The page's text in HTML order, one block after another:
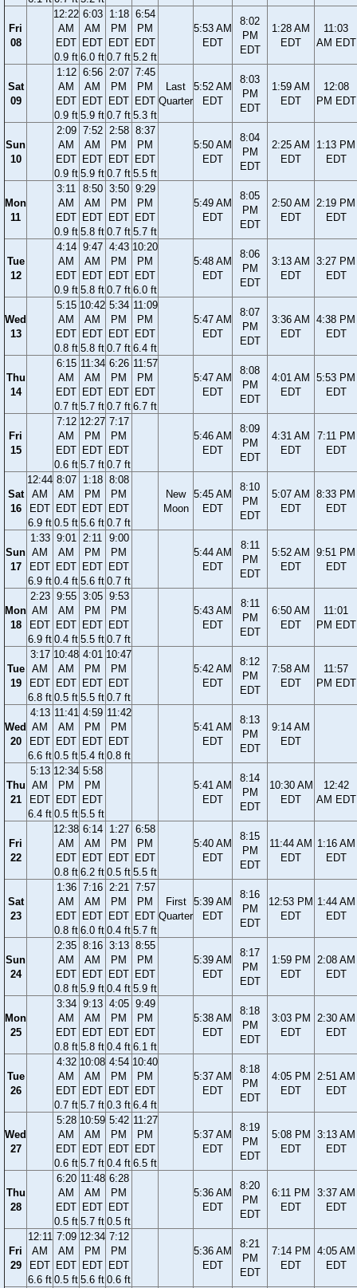
Fri
08
12:22
AM
EDT
0.9 ft
6:03
AM
EDT
6.0 ft
1:18
PM
EDT
0.7 ft
6:54
PM
EDT
5.2 ft
5:53 AM
EDT
8:02
PM
EDT
1:28 AM
EDT
11:03
AM EDT
Sat
09
1:12
AM
EDT
0.9 ft
6:56
AM
EDT
5.9 ft
2:07
PM
EDT
0.7 ft
7:45
PM
EDT
5.3 ft
Last
Quarter
5:52 AM
EDT
8:03
PM
EDT
1:59 AM
EDT
12:08
PM EDT
Sun
10
2:09
AM
EDT
0.9 ft
7:52
AM
EDT
5.9 ft
2:58
PM
EDT
0.7 ft
8:37
PM
EDT
5.5 ft
5:50 AM
EDT
8:04
PM
EDT
2:25 AM
EDT
1:13 PM
EDT
Mon
11
3:11
AM
EDT
0.9 ft
8:50
AM
EDT
5.8 ft
3:50
PM
EDT
0.7 ft
9:29
PM
EDT
5.7 ft
5:49 AM
EDT
8:05
PM
EDT
2:50 AM
EDT
2:19 PM
EDT
Tue
12
4:14
AM
EDT
0.9 ft
9:47
AM
EDT
5.8 ft
4:43
PM
EDT
0.7 ft
10:20
PM
EDT
6.0 ft
5:48 AM
EDT
8:06
PM
EDT
3:13 AM
EDT
3:27 PM
EDT
Wed
13
5:15
AM
EDT
0.8 ft
10:42
AM
EDT
5.8 ft
5:34
PM
EDT
0.7 ft
11:09
PM
EDT
6.4 ft
5:47 AM
EDT
8:07
PM
EDT
3:36 AM
EDT
4:38 PM
EDT
Thu
14
6:15
AM
EDT
0.7 ft
11:34
AM
EDT
5.7 ft
6:26
PM
EDT
0.7 ft
11:57
PM
EDT
6.7 ft
5:47 AM
EDT
8:08
PM
EDT
4:01 AM
EDT
5:53 PM
EDT
Fri
15
7:12
AM
EDT
0.6 ft
12:27
PM
EDT
5.7 ft
7:17
PM
EDT
0.7 ft
5:46 AM
EDT
8:09
PM
EDT
4:31 AM
EDT
7:11 PM
EDT
Sat
16
12:44
AM
EDT
6.9 ft
8:07
AM
EDT
0.5 ft
1:18
PM
EDT
5.6 ft
8:08
PM
EDT
0.7 ft
New
Moon
5:45 AM
EDT
8:10
PM
EDT
5:07 AM
EDT
8:33 PM
EDT
Sun
17
1:33
AM
EDT
6.9 ft
9:01
AM
EDT
0.4 ft
2:11
PM
EDT
5.6 ft
9:00
PM
EDT
0.7 ft
5:44 AM
EDT
8:11
PM
EDT
5:52 AM
EDT
9:51 PM
EDT
Mon
18
2:23
AM
EDT
6.9 ft
9:55
AM
EDT
0.4 ft
3:05
PM
EDT
5.5 ft
9:53
PM
EDT
0.7 ft
5:43 AM
EDT
8:11
PM
EDT
6:50 AM
EDT
11:01
PM EDT
Tue
19
3:17
AM
EDT
6.8 ft
10:48
AM
EDT
0.5 ft
4:01
PM
EDT
5.5 ft
10:47
PM
EDT
0.7 ft
5:42 AM
EDT
8:12
PM
EDT
7:58 AM
EDT
11:57
PM EDT
Wed
20
4:13
AM
EDT
6.6 ft
11:41
AM
EDT
0.5 ft
4:59
PM
EDT
5.4 ft
11:42
PM
EDT
0.8 ft
5:41 AM
EDT
8:13
PM
EDT
9:14 AM
EDT
Thu
21
5:13
AM
EDT
6.4 ft
12:34
PM
EDT
0.5 ft
5:58
PM
EDT
5.5 ft
5:41 AM
EDT
8:14
PM
EDT
10:30 AM
EDT
12:42
AM EDT
Fri
22
12:38
AM
EDT
0.8 ft
6:14
AM
EDT
6.2 ft
1:27
PM
EDT
0.5 ft
6:58
PM
EDT
5.5 ft
5:40 AM
EDT
8:15
PM
EDT
11:44 AM
EDT
1:16 AM
EDT
Sat
23
1:36
AM
EDT
0.8 ft
7:16
AM
EDT
6.0 ft
2:21
PM
EDT
0.4 ft
7:57
PM
EDT
5.7 ft
First
Quarter
5:39 AM
EDT
8:16
PM
EDT
12:53 PM
EDT
1:44 AM
EDT
Sun
24
2:35
AM
EDT
0.8 ft
8:16
AM
EDT
5.9 ft
3:13
PM
EDT
0.4 ft
8:55
PM
EDT
5.9 ft
5:39 AM
EDT
8:17
PM
EDT
1:59 PM
EDT
2:08 AM
EDT
Mon
25
3:34
AM
EDT
0.8 ft
9:13
AM
EDT
5.8 ft
4:05
PM
EDT
0.4 ft
9:49
PM
EDT
6.1 ft
5:38 AM
EDT
8:18
PM
EDT
3:03 PM
EDT
2:30 AM
EDT
Tue
26
4:32
AM
EDT
0.7 ft
10:08
AM
EDT
5.7 ft
4:54
PM
EDT
0.3 ft
10:40
PM
EDT
6.4 ft
5:37 AM
EDT
8:18
PM
EDT
4:05 PM
EDT
2:51 AM
EDT
Wed
27
5:28
AM
EDT
0.6 ft
10:59
AM
EDT
5.7 ft
5:42
PM
EDT
0.4 ft
11:27
PM
EDT
6.5 ft
5:37 AM
EDT
8:19
PM
EDT
5:08 PM
EDT
3:13 AM
EDT
Thu
28
6:20
AM
EDT
0.5 ft
11:48
AM
EDT
5.7 ft
6:28
PM
EDT
0.5 ft
5:36 AM
EDT
8:20
PM
EDT
6:11 PM
EDT
3:37 AM
EDT
Fri
29
12:11
AM
EDT
6.6 ft
7:09
AM
EDT
0.5 ft
12:34
PM
EDT
5.6 ft
7:12
PM
EDT
0.6 ft
5:36 AM
EDT
8:21
PM
EDT
7:14 PM
EDT
4:05 AM
EDT